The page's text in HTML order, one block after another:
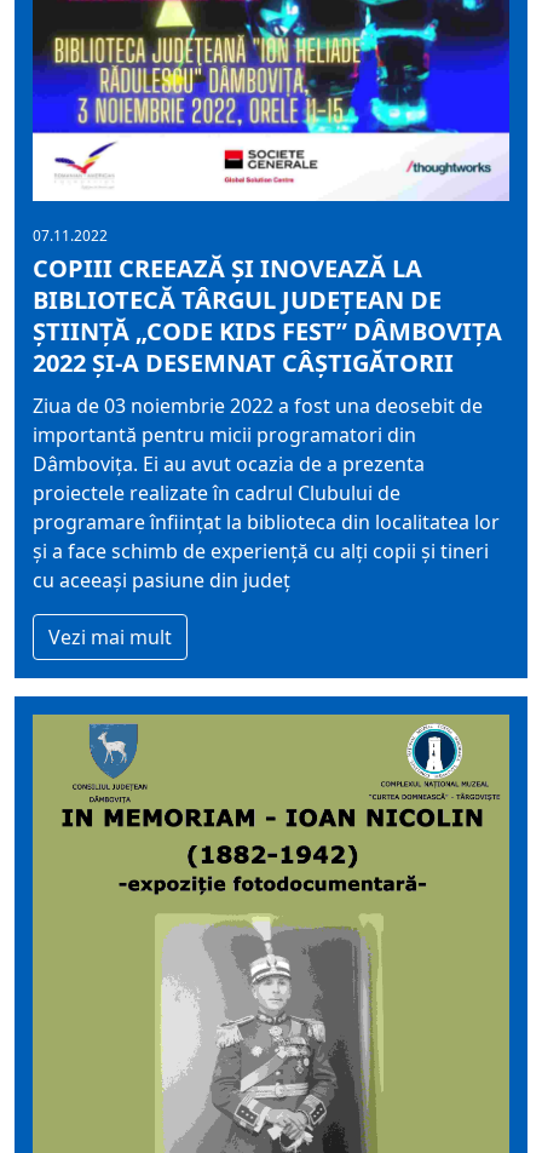
07.11.2022
COPIII CREEAZĂ ȘI INOVEAZĂ LA
BIBLIOTECĂ TÂRGUL JUDEȚEAN DE
ȘTIINȚĂ „CODE KIDS FEST” DÂMBOVIȚA
2022 ȘI-A DESEMNAT CÂȘTIGĂTORII
Ziua de 03 noiembrie 2022 a fost una deosebit de
importantă pentru micii programatori din
Dâmbovița. Ei au avut ocazia de a prezenta
proiectele realizate în cadrul Clubului de
programare înființat la biblioteca din localitatea lor
și a face schimb de experiență cu alți copii și tineri
cu aceeași pasiune din județ
Vezi mai mult